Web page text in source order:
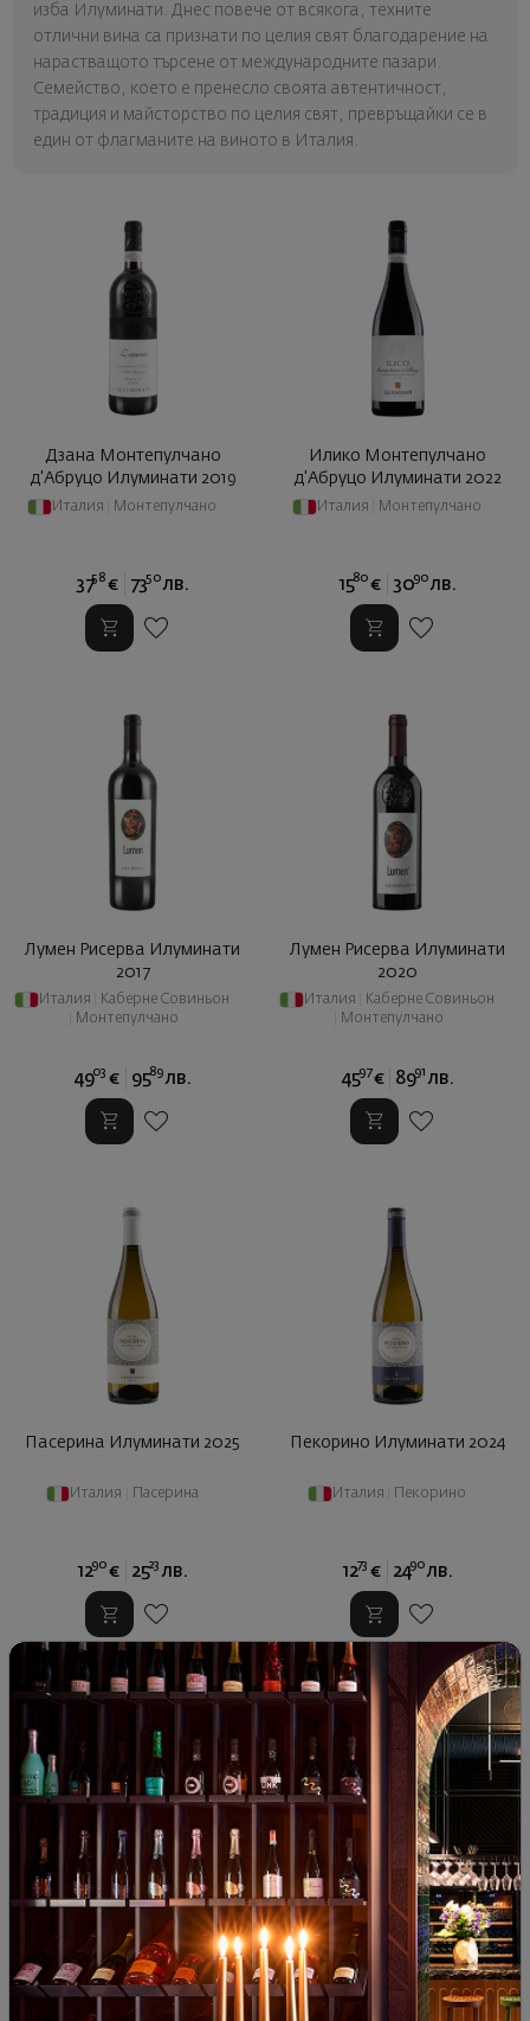
изба Илуминати. Днес повече от всякога, техните
отлични вина са признати по целия свят благодарение на
нарастващото търсене oт международните пазари.
Семейство, което е пренесло своята автентичност,
традиция и майсторство по целия свят, превръщайки се в
един от флагманите на виното в Италия.
Дзана Монтепулчано
д'Абруцо Илуминати 2019
Италия Монтепулчано
3758 € 7350 лв.
Илико Монтепулчано
д'Абруцо Илуминати 2022
Италия Монтепулчано
1580 € 3090 лв.
Лумен Рисерва Илуминати
2017
Италия
Каберне Совиньон
Монтепулчано
4903 € 9589 лв.
Лумен Рисерва Илуминати
2020
Италия
Каберне Совиньон
Монтепулчано
4597 € 8991 лв.
Пасерина Илуминати 2025
Италия Пасерина
1290 € 2523 лв.
Пекорино Илуминати 2024
Италия Пекорино
1273 € 2490 лв.
Пиелуни Рисерва Илуминати
2017
Италия | Монтепулчано
Пиелуни Рисерва Илуминати
2019
Италия Монтепулчано